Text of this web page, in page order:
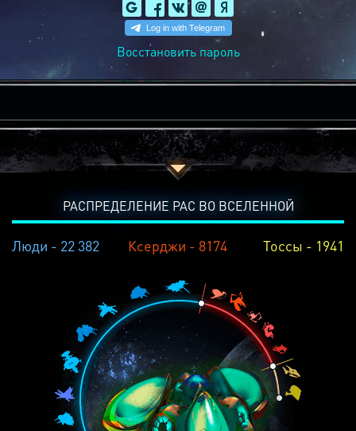
Восстановить пароль
РАСПРЕДЕЛЕНИЕ РАС ВО ВСЕЛЕННОЙ
Люди - 22 382 Ксерджи - 8174 Тоссы - 1941